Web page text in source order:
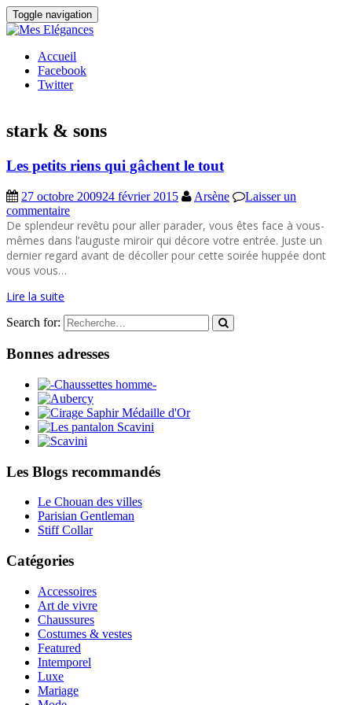
Toggle navigation
Accueil
Facebook
Twitter
stark & sons
Les petits riens qui gâchent le tout
27 octobre 200924 février 2015 Arsène
Laisser un
commentaire
De splendeur revêtu pour aller parader, vous êtes face à vous-
mêmes dans l’auguste miroir qui décore votre entrée. Juste un
dernier regard avant de décoller pour cette soirée huppée dont
vous vous…
Lire la suite
Search for:
Bonnes adresses
Les Blogs recommandés
Le Chouan des villes
Parisian Gentleman
Stiff Collar
Catégories
Accessoires
Art de vivre
Chaussures
Costumes & vestes
Featured
Intemporel
Luxe
Mariage